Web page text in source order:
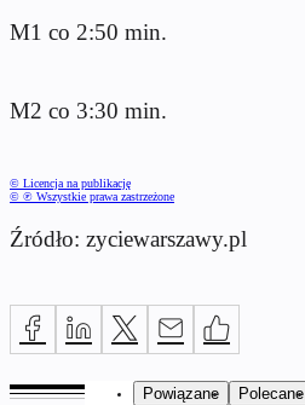
M1 co 2:50 min.
M2 co 3:30 min.
© Licencja na publikację
© ℗ Wszystkie prawa zastrzeżone
Źródło: zyciewarszawy.pl
Powiązane Polecane